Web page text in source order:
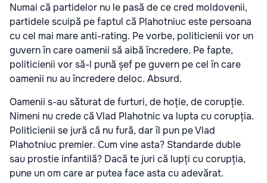
Numai că partidelor nu le pasă de ce cred moldovenii,
partidele scuipă pe faptul că Plahotniuc este persoana
cu cel mai mare anti-rating. Pe vorbe, politicienii vor un
guvern în care oamenii să aibă încredere. Pe fapte,
politicienii vor să-l pună șef pe guvern pe cel în care
oamenii nu au încredere deloc. Absurd.
Oamenii s-au săturat de furturi, de hoție, de corupție.
Nimeni nu crede că Vlad Plahotnic va lupta cu corupția.
Politicienii se jură că nu fură, dar îl pun pe Vlad
Plahotniuc premier. Cum vine asta? Standarde duble
sau prostie infantilă? Dacă te juri că lupți cu corupția,
pune un om care ar putea face asta cu adevărat.